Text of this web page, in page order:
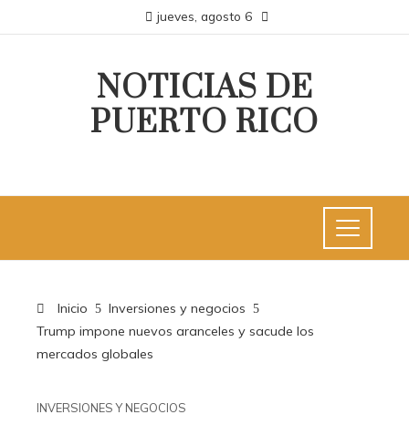
jueves, agosto 6
NOTICIAS DE
PUERTO RICO
Inicio
Inversiones y negocios
Trump impone nuevos aranceles y sacude los
mercados globales
INVERSIONES Y NEGOCIOS